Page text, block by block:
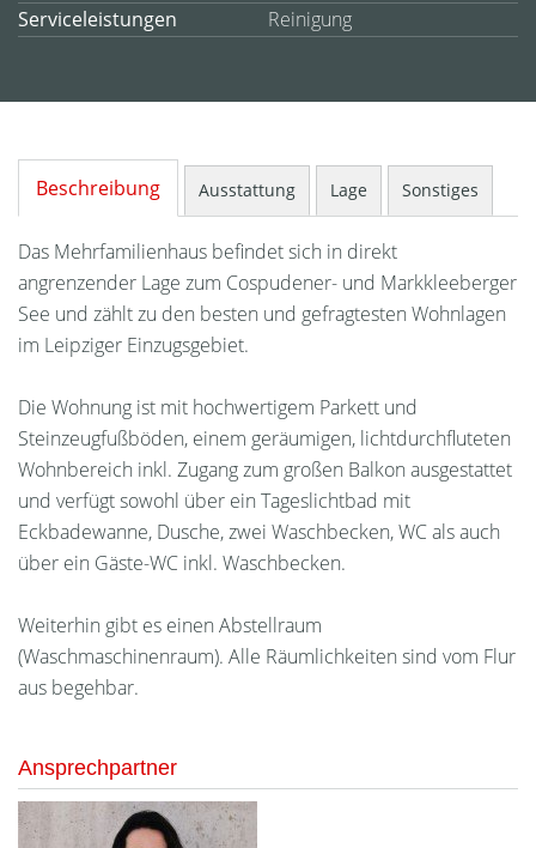
Serviceleistungen
Reinigung
Beschreibung Ausstattung Lage Sonstiges
Das Mehrfamilienhaus befindet sich in direkt
angrenzender Lage zum Cospudener- und Markkleeberger
See und zählt zu den besten und gefragtesten Wohnlagen
im Leipziger Einzugsgebiet.
Die Wohnung ist mit hochwertigem Parkett und
Steinzeugfußböden, einem geräumigen, lichtdurchfluteten
Wohnbereich inkl. Zugang zum großen Balkon ausgestattet
und verfügt sowohl über ein Tageslichtbad mit
Eckbadewanne, Dusche, zwei Waschbecken, WC als auch
über ein Gäste-WC inkl. Waschbecken.
Weiterhin gibt es einen Abstellraum
(Waschmaschinenraum). Alle Räumlichkeiten sind vom Flur
aus begehbar.
Ansprechpartner